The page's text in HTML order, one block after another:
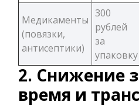
Медикаменты
(повязки,
антисептики)
300
рублей
за
упаковку
2. Снижение
время и